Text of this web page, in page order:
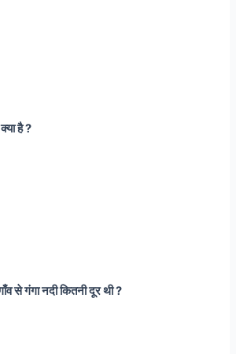
है ?
से गंगा नदी कितनी दूर थी ?